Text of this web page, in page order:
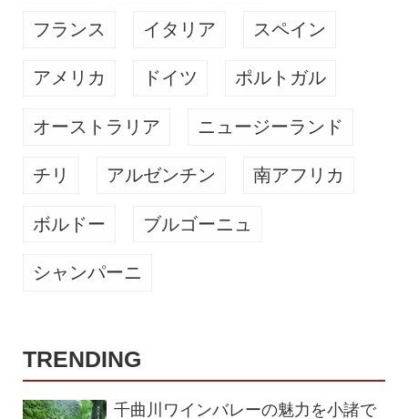
フランス イタリア スペイン
アメリカ ドイツ ポルトガル
オーストラリア ニュージーランド
チリ アルゼンチン 南アフリカ
ボルドー ブルゴーニュ
シャンパーニ
TRENDING
千曲川ワインバレーの魅力を小諸で